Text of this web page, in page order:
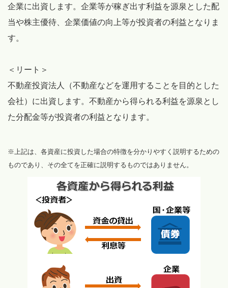
企業に出資します。企業等が稼ぎ出す利益を源泉とした配
当や株主優待、企業価値の向上等が投資者の利益となりま
す。
＜リート＞
不動産投資法人（不動産などを運用することを目的とした
会社）に出資します。不動産から得られる利益を源泉とし
た分配金等が投資者の利益となります。
※上記は、各資産に投資した場合の特徴を分かりやすく説明するための
ものであり、その全てを正確に説明するものではありません。